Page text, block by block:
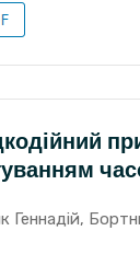
Геннадій,